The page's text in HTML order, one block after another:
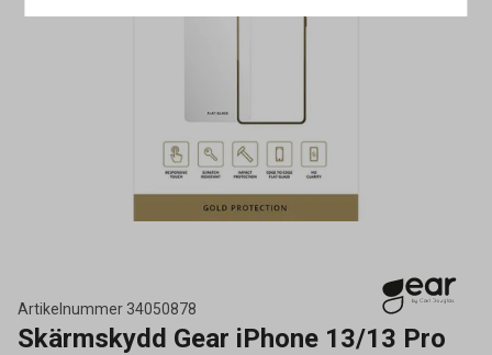
Artikelnummer 34050878
Skärmskydd Gear iPhone 13/13 Pro